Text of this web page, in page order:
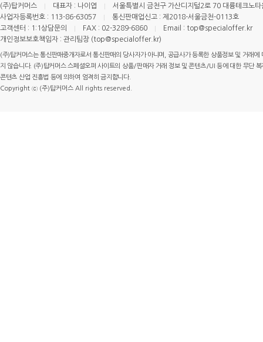
(주)탑커머스 대표자 : 나이엽
서울특별시 금천구 가산디지털2로 70 대륭테크노
사업자등록번호 : 113-86-63057
통신판매업신고 : 제2018-서울금천-0113호
고객센터 : 1:1상담문의
FAX : 02-3289-6860
Email : top@specialoffer.kr
개인정보보호책임자 : 관리팀장 (top@specialoffer.kr)
(주)탑커머스는 통신판매중개자로서 통신판매의 당사자가 아니며, 공급사가 등록한 상품정보 및 거래
지 않습니다. (주)탑커머스 스페셜오퍼 사이트의 상품/판매자 거래 정보 및 콘텐츠/UI 등에 대한 무단
콘텐츠 산업 진흥법 등에 의하여 엄격히 금지합니다.
Copyright ⓒ (주)탑커머스 All rights reserved.